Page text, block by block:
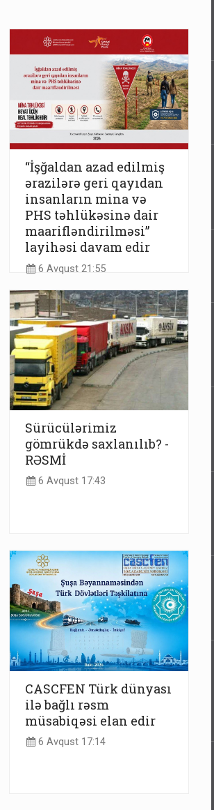
“İşğaldan azad edilmiş
ərazilərə geri qayıdan
insanların mina və
PHS təhlükəsinə dair
maarifləndirilməsi”
layihəsi davam edir
6 Avqust 21:55
Sürücülərimiz
gömrükdə saxlanılıb? -
RƏSMİ
6 Avqust 17:43
CASCFEN Türk dünyası
ilə bağlı rəsm
müsabiqəsi elan edir
6 Avqust 17:14